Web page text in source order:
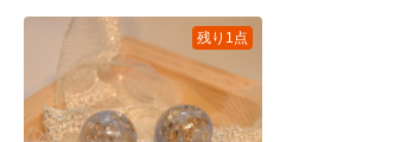
残り1点